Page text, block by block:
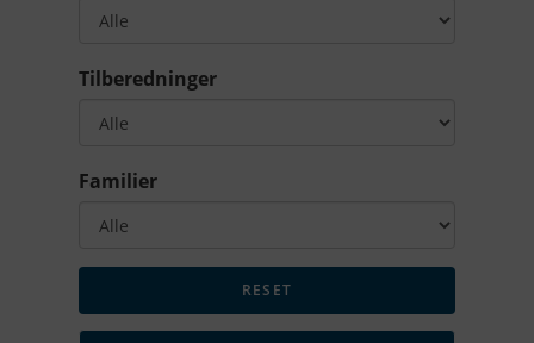
Tilberedninger
Familier